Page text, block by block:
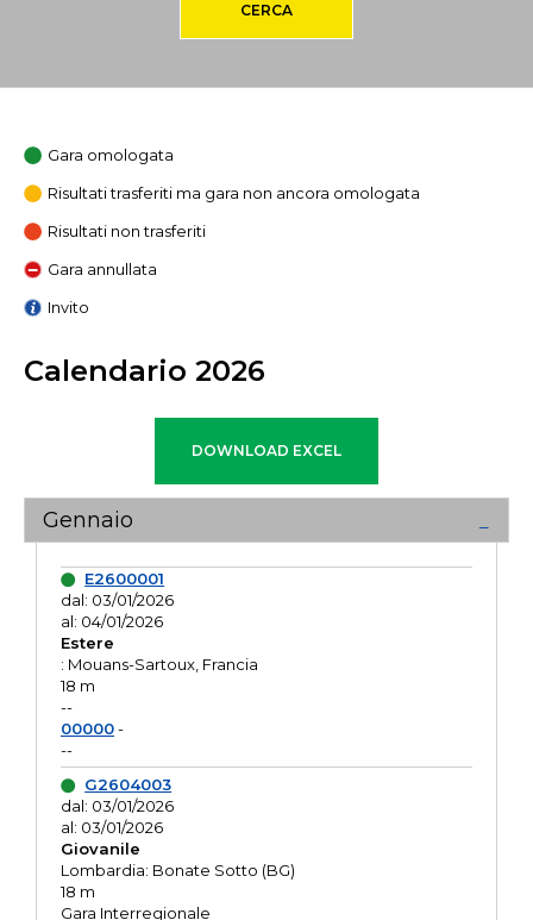
CERCA
Gara omologata
Risultati trasferiti ma gara non ancora omologata
Risultati non trasferiti
Gara annullata
Invito
Calendario 2026
Gennaio
E2600001
dal: 03/01/2026
al: 04/01/2026
Estere
: Mouans-Sartoux, Francia
18 m
--
00000-
--
G2604003
dal: 03/01/2026
al: 03/01/2026
Giovanile
Lombardia: Bonate Sotto (BG)
18 m
Gara Interregionale